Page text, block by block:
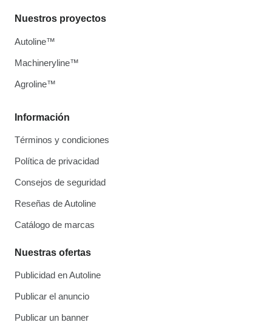
Información
Términos y condiciones
Política de privacidad
Consejos de seguridad
Reseñas de Autoline
Catálogo de marcas
Nuestras ofertas
Publicidad en Autoline
Publicar el anuncio
Publicar un banner
Nuestros proyectos
Autoline™
Machineryline™
Agroline™